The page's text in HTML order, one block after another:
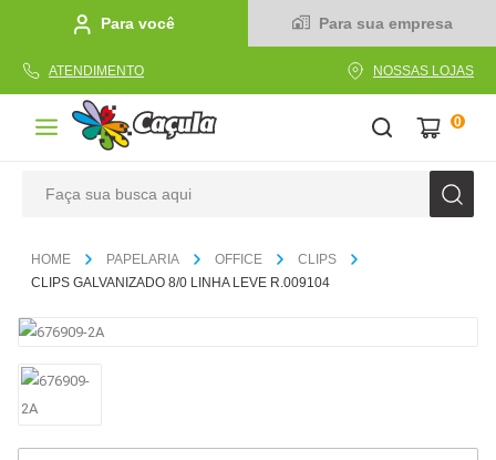
Para você Para sua empresa
ATENDIMENTO NOSSAS LOJAS
0
PAPELARIA OFFICE
CLIPS
CLIPS GALVANIZADO 8/0 LINHA LEVE R.009104
1º caderno
2